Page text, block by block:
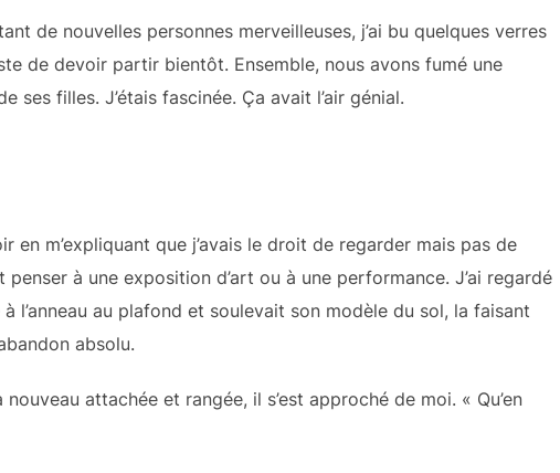
de nouvelles personnes merveilleuses, j’ai bu quelques verres
de devoir partir bientôt. Ensemble, nous avons fumé une
ses filles. J’étais fascinée. Ça avait l’air génial.
en m’expliquant que j’avais le droit de regarder mais pas de
à une exposition d’art ou à une performance. J’ai regardé
au plafond et soulevait son modèle du sol, la faisant
absolu.
attachée et rangée, il s’est approché de moi. « Qu’en